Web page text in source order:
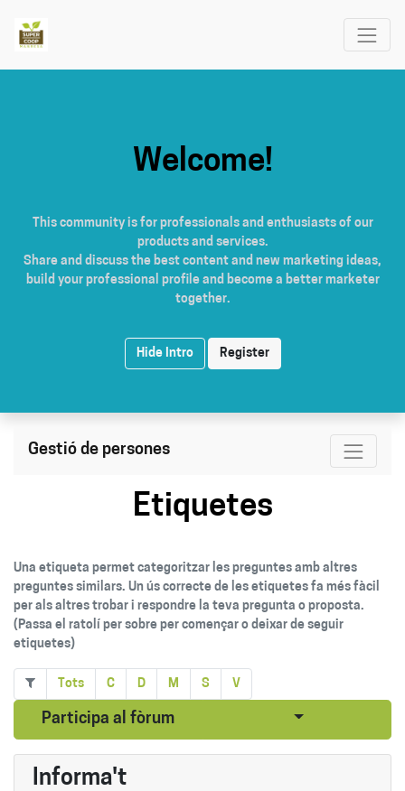
Welcome!
This community is for professionals and enthusiasts of our
products and services.
Share and discuss the best content and new marketing ideas,
build your professional profile and become a better marketer
together.
Hide Intro Register
Gestió de persones
Etiquetes
Una etiqueta permet categoritzar les preguntes amb altres
preguntes similars. Un ús correcte de les etiquetes fa més fàcil
per als altres trobar i respondre la teva pregunta o proposta.
(Passa el ratolí per sobre per començar o deixar de seguir
etiquetes)
Tots C D M S V
Participa al fòrum Seleccionar
Informa't